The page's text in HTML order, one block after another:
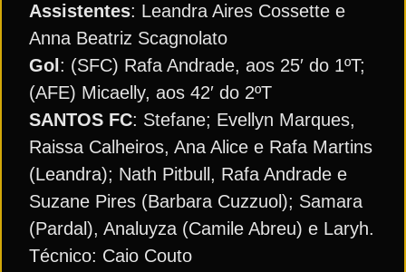
Assistentes: Leandra Aires Cossette e
Anna Beatriz Scagnolato
Gol : (SFC) Rafa Andrade, aos 25′ do 1ºT;
(AFE) Micaelly, aos 42′ do 2ºT
SANTOS FC: Stefane; Evellyn Marques,
Raissa Calheiros, Ana Alice e Rafa Martins
(Leandra); Nath Pitbull, Rafa Andrade e
Suzane Pires (Barbara Cuzzuol); Samara
(Pardal), Analuyza (Camile Abreu) e Laryh.
Técnico: Caio Couto